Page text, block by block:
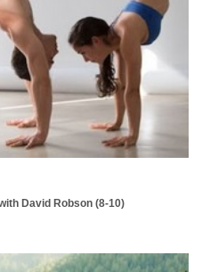
David Robson (8-10)